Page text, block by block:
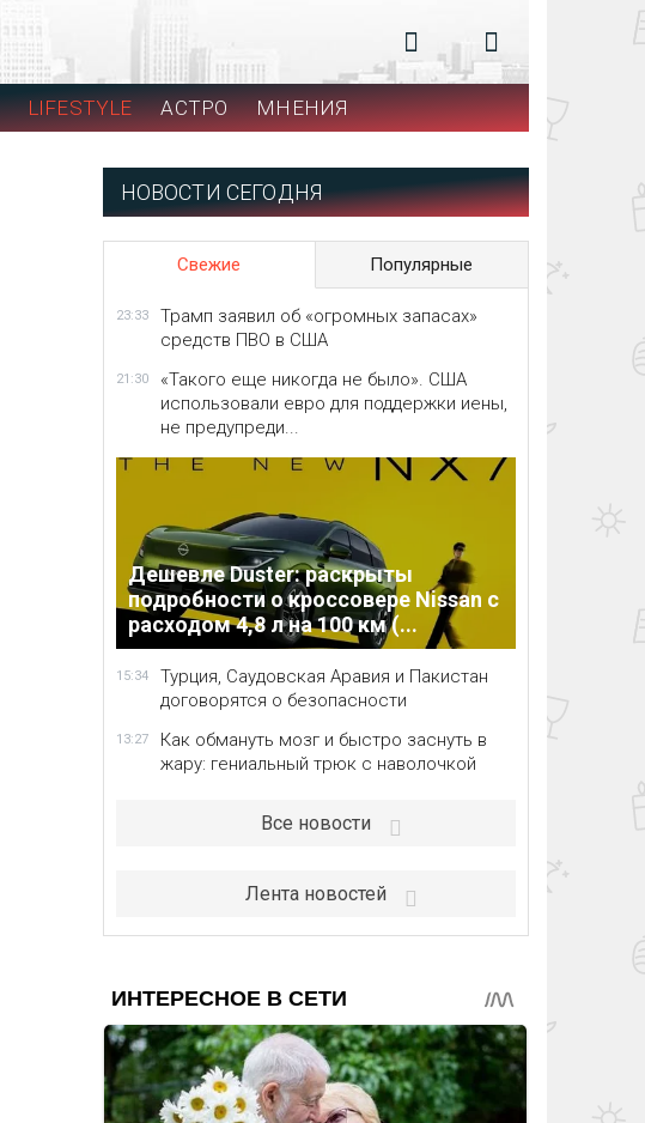
LIFESTYLE АСТРО МНЕНИЯ
НОВОСТИ СЕГОДНЯ
Свежие Популярные
23:33
Трамп заявил об «огромных запасах»
средств ПВО в США
21:30
«Такого еще никогда не было». США
использовали евро для поддержки иены,
не предупреди...
Дешевле Duster: раскрыты
подробности о кроссовере Nissan с
расходом 4,8 л на 100 км (...
15:34
Турция, Саудовская Аравия и Пакистан
договорятся о безопасности
13:27
Как обмануть мозг и быстро заснуть в
жару: гениальный трюк с наволочкой
Все новости
Лента новостей